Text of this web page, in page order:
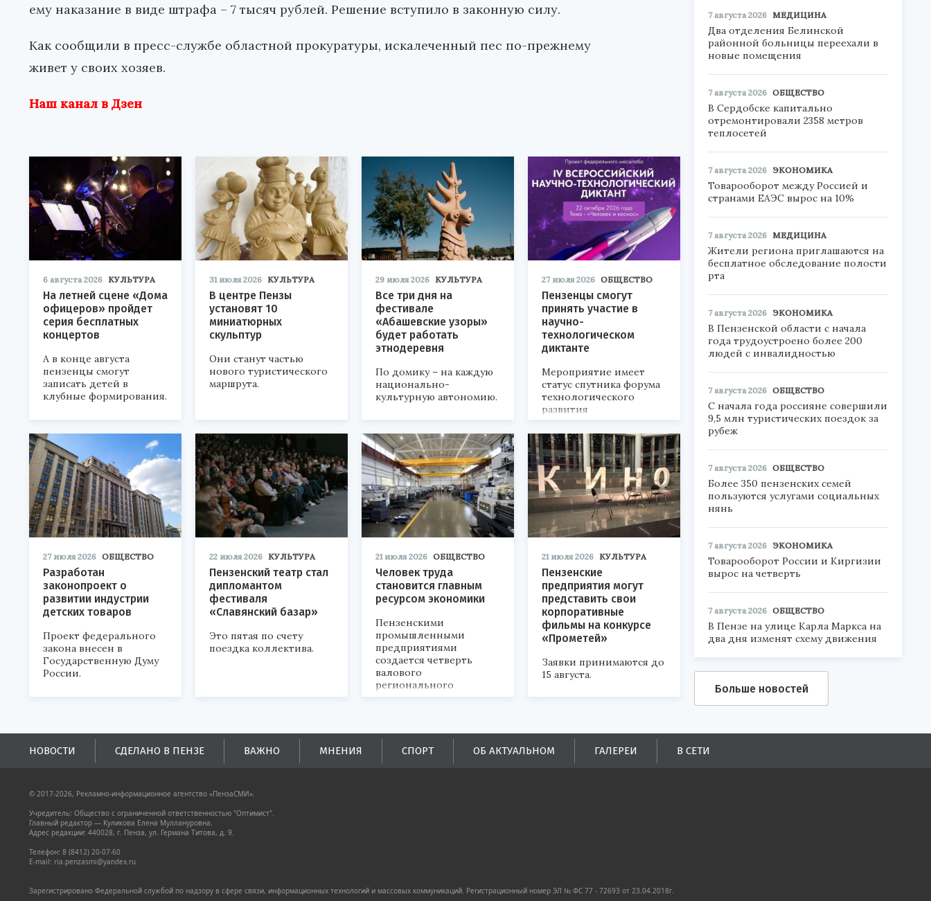
ему наказание в виде штрафа – 7 тысяч рублей. Решение вступило в законную силу.
Как сообщили в пресс-службе областной прокуратуры, искалеченный пес по-прежнему
живет у своих хозяев.
Наш канал в Дзен
6 августа 2026 КУЛЬТУРА
На летней сцене «Дома
офицеров» пройдет
серия бесплатных
концертов
А в конце августа
пензенцы смогут
записать детей в
клубные формирования.
31 июля 2026 КУЛЬТУРА
В центре Пензы
установят 10
миниатюрных
скульптур
Они станут частью
нового туристического
маршрута.
29 июля 2026 КУЛЬТУРА
Все три дня на
фестивале
«Абашевские узоры»
будет работать
этнодеревня
По домику – на каждую
национально-
культурную автономию.
27 июля 2026 ОБЩЕСТВО
Пензенцы смогут
принять участие в
научно-
технологическом
диктанте
Мероприятие имеет
статус спутника форума
технологического
развития
«Технопром-2026».
27 июля 2026 ОБЩЕСТВО
Разработан
законопроект о
развитии индустрии
детских товаров
Проект федерального
закона внесен в
Государственную Думу
России.
22 июля 2026 КУЛЬТУРА
Пензенский театр стал
дипломантом
фестиваля
«Славянский базар»
Это пятая по счету
поездка коллектива.
21 июля 2026 ОБЩЕСТВО
Человек труда
становится главным
ресурсом экономики
Пензенскими
промышленными
предприятиями
создается четверть
валового
регионального
продукта и
поступлений в
бюджеты всех уровней.
21 июля 2026 КУЛЬТУРА
Пензенские
предприятия могут
представить свои
корпоративные
фильмы на конкурсе
«Прометей»
Заявки принимаются до
15 августа.
7 августа 2026 МЕДИЦИНА
Два отделения Белинской
районной больницы переехали в
новые помещения
7 августа 2026 ОБЩЕСТВО
В Сердобске капитально
отремонтировали 2358 метров
теплосетей
7 августа 2026 ЭКОНОМИКА
Товарооборот между Россией и
странами ЕАЭС вырос на 10%
7 августа 2026 МЕДИЦИНА
Жители региона приглашаются на
бесплатное обследование полости
рта
7 августа 2026 ЭКОНОМИКА
В Пензенской области с начала
года трудоустроено более 200
людей с инвалидностью
7 августа 2026 ОБЩЕСТВО
С начала года россияне совершили
9,5 млн туристических поездок за
рубеж
7 августа 2026 ОБЩЕСТВО
Более 350 пензенских семей
пользуются услугами социальных
нянь
7 августа 2026 ЭКОНОМИКА
Товарооборот России и Киргизии
вырос на четверть
7 августа 2026 ОБЩЕСТВО
В Пензе на улице Карла Маркса на
два дня изменят схему движения
Больше новостей
НОВОСТИ СДЕЛАНО В ПЕНЗЕ ВАЖНО МНЕНИЯ СПОРТ ОБ АКТУАЛЬНОМ ГАЛЕРЕИ В СЕТИ
© 2017-2026, Рекламно-информационное агентство «ПензаСМИ».
Учредитель: Общество с ограниченной ответственностью "Оптимист".
Главный редактор — Куликова Елена Муллануровна.
Адрес редакции: 440028, г. Пенза, ул. Германа Титова, д. 9.
Телефон: 8 (8412) 20-07-60
E-mail: ria.penzasmi@yandex.ru
Зарегистрировано Федеральной службой по надзору в сфере связи, информационных технологий и массовых коммуникаций. Регистрационный номер ЭЛ № ФС 77 - 72693 от 23.04.2018г.